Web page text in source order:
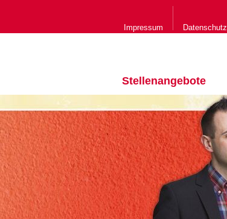
Impressum Datenschutz
Stellenangebote